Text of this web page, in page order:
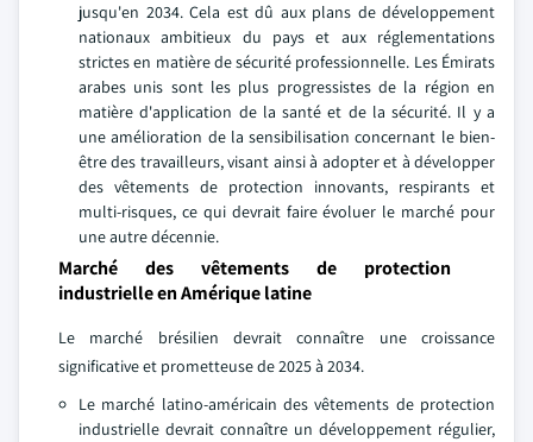
jusqu'en 2034. Cela est dû aux plans de développement
nationaux ambitieux du pays et aux réglementations
strictes en matière de sécurité professionnelle. Les Émirats
arabes unis sont les plus progressistes de la région en
matière d'application de la santé et de la sécurité. Il y a
une amélioration de la sensibilisation concernant le bien-
être des travailleurs, visant ainsi à adopter et à développer
des vêtements de protection innovants, respirants et
multi-risques, ce qui devrait faire évoluer le marché pour
une autre décennie.
Marché des vêtements de protection
industrielle en Amérique latine
Le marché brésilien devrait connaître une croissance
significative et prometteuse de 2025 à 2034.
Le marché latino-américain des vêtements de protection
industrielle devrait connaître un développement régulier,